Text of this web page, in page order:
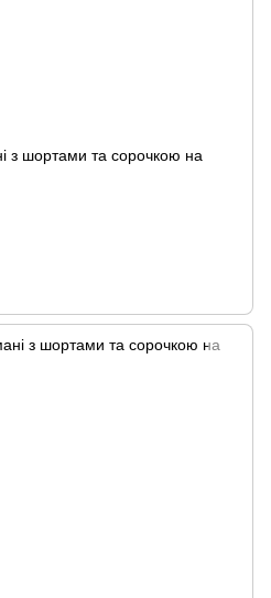
з шортами та сорочкою на